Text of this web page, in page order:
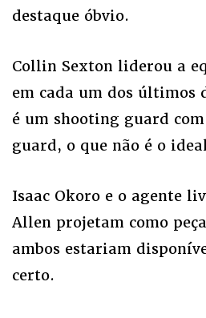
destaque óbvio.
Collin Sexton liderou a
em cada um dos últimos
é um shooting guard
guard, o que não é o
Isaac Okoro e o agente
Allen projetam como
ambos estariam
certo.